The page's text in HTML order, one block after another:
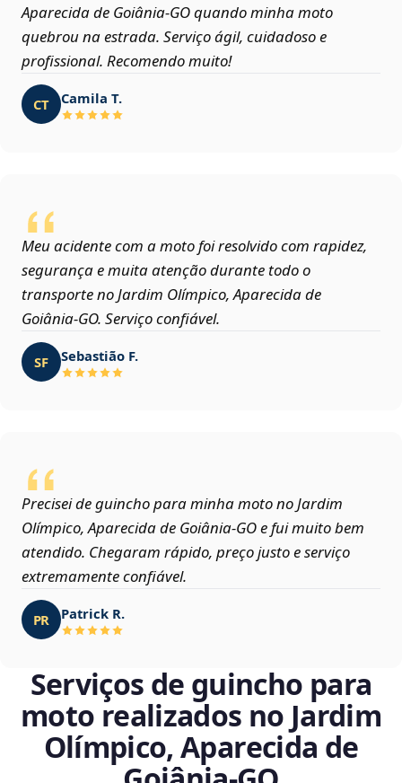
Aparecida de Goiânia‑GO quando minha moto
quebrou na estrada. Serviço ágil, cuidadoso e
profissional. Recomendo muito!
CT Camila T.
Meu acidente com a moto foi resolvido com rapidez,
segurança e muita atenção durante todo o
transporte no Jardim Olímpico, Aparecida de
Goiânia‑GO. Serviço confiável.
SF Sebastião F.
Precisei de guincho para minha moto no Jardim
Olímpico, Aparecida de Goiânia‑GO e fui muito bem
atendido. Chegaram rápido, preço justo e serviço
extremamente confiável.
PR Patrick R.
Serviços de guincho para
moto realizados no Jardim
Olímpico, Aparecida de